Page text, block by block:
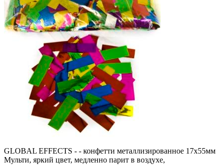
GLOBAL EFFECTS - - конфетти металлизированное 17х55мм
Мульти, яркий цвет, медленно парит в воздухе,